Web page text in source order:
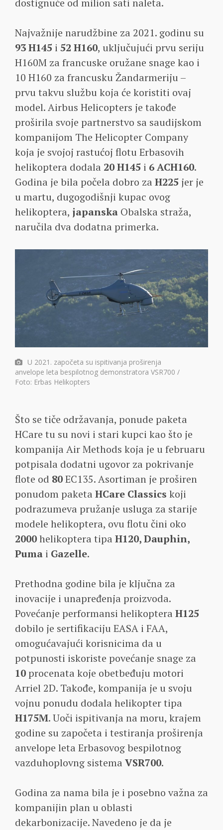
dostignuće od milion sati naleta.
Najvažnije narudžbine za 2021. godinu su
93 H145 i 52 H160, uključujući prvu seriju
H160M za francuske oružane snage kao i
10 H160 za francusku Žandarmeriju –
prvu takvu službu koja će koristiti ovaj
model. Airbus Helicopters je takođe
proširila svoje partnerstvo sa saudijskom
kompanijom The Helicopter Company
koja je svojoj rastućoj flotu Erbasovih
helikoptera dodala 20 H145 i 6 ACH160.
Godina je bila počela dobro za H225 jer je
u martu, dugogodišnji kupac ovog
helikoptera, japanska Obalska straža,
naručila dva dodatna primerka.
U 2021. započeta su ispitivanja proširenja
anvelope leta bespilotnog demonstratora VSR700 /
Foto: Erbas Helikopters
Što se tiče održavanja, ponude paketa
HCare tu su novi i stari kupci kao što je
kompanija Air Methods koja je u februaru
potpisala dodatni ugovor za pokrivanje
flote od 80EC135. Asortiman je proširen
ponudom paketa HCare Classics koji
podrazumeva pružanje usluga za starije
modele helikoptera, ovu flotu čini oko
2000helikoptera tipa H120, Dauphin,
Puma i Gazelle.
Prethodna godine bila je ključna za
inovacije i unapređenja proizvoda.
Povećanje performansi helikoptera H125
dobilo je sertifikaciju EASA i FAA,
omogućavajući korisnicima da u
potpunosti iskoriste povećanje snage za
10 procenata koje obetbeđuju motori
Arriel 2D. Takođe, kompanija je u svoju
vojnu ponudu dodala helikopter tipa
H175M. Uoči ispitivanja na moru, krajem
godine su započeta i testiranja proširenja
anvelope leta Erbasovog bespilotnog
vazduhoplovng sistema VSR700.
Godina za nama bila je i posebno važna za
kompanijin plan u oblasti
dekarbonizacije. Navedeno je da je